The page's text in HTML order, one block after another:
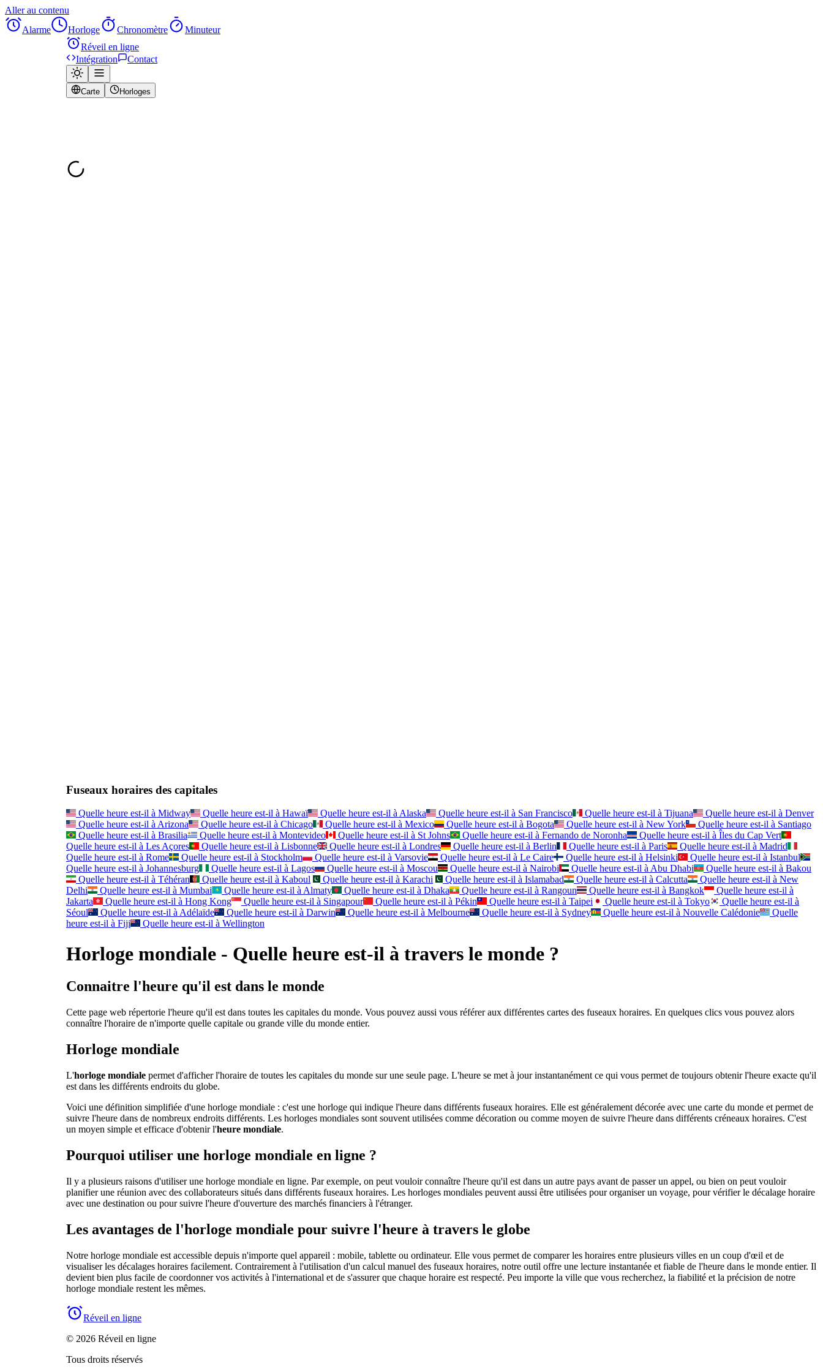
Aller au contenu
Alarme
Horloge Chronomètre
Minuteur
Réveil en ligne
Intégration
Contact
Carte Horloges
Fuseaux horaires des capitales
Quelle heure est-il à Midway Quelle heure est-il à Hawaï Quelle heure est-il àAlaska Quelle heure est-il à San Francisco Quelle heure est-il à Tijuana Quelle heure est-il à Denver
Quelle heure est-il àArizona Quelle heure est-il à Chicago Quelle heure est-il à Mexico Quelle heure est-il à Bogota Quelle heure est-il à New York Quelle heure est-il à Santiago
Quelle heure est-il à Brasilia Quelle heure est-il à Montevideo Quelle heure est-il à St Johns Quelle heure est-il à Fernando de Noronha Quelle heure est-il à Îles du Cap Vert
Quelle heure est-il à Les Açores Quelle heure est-il à Lisbonne Quelle heure est-il à Londres Quelle heure est-il à Berlin Quelle heure est-il à Paris Quelle heure est-il à Madrid
Quelle heure est-il à Rome Quelle heure est-il à Stockholm Quelle heure est-il à Varsovie Quelle heure est-il à Le Caire Quelle heure est-il à Helsinki Quelle heure est-il à Istanbul
Quelle heure est-il à Johannesburg Quelle heure est-il à Lagos Quelle heure est-il à Moscou Quelle heure est-il à Nairobi Quelle heure est-il àAbu Dhabi Quelle heure est-il à Bakou
Quelle heure est-il à Téhéran Quelle heure est-il à Kaboul Quelle heure est-il à Karachi Quelle heure est-il à Islamabad Quelle heure est-il à Calcutta Quelle heure est-il à New
Delhi
Quelle heure est-il à Mumbai Quelle heure est-il àAlmaty Quelle heure est-il à Dhaka Quelle heure est-il à Rangoun Quelle heure est-il à Bangkok
Quelle heure est-il à
Jakarta
Quelle heure est-il à Hong Kong Quelle heure est-il à Singapour Quelle heure est-il à Pékin Quelle heure est-il à Taipei Quelle heure est-il à Tokyo
Quelle heure est-il à
Séoul
Quelle heure est-il àAdélaïde Quelle heure est-il à Darwin Quelle heure est-il à Melbourne Quelle heure est-il à Sydney Quelle heure est-il à Nouvelle Calédonie
Quelle
heure est-il à Fiji Quelle heure est-il à Wellington
Horloge mondiale - Quelle heure est-il à travers le monde ?
Connaitre l'heure qu'il est dans le monde
Cette page web répertorie l'heure qu'il est dans toutes les capitales du monde. Vous pouvez aussi vous référer aux différentes cartes des fuseaux horaires. En quelques clics vous pouvez alors
connaître l'horaire de n'importe quelle capitale ou grande ville du monde entier.
Horloge mondiale
L'horloge mondiale permet d'afficher l'horaire de toutes les capitales du monde sur une seule page. L'heure se met à jour instantanément ce qui vous permet de toujours obtenir l'heure exacte qu'il
est dans les différents endroits du globe.
Voici une définition simplifiée d'une horloge mondiale : c'est une horloge qui indique l'heure dans différents fuseaux horaires. Elle est généralement décorée avec une carte du monde et permet de
suivre l'heure dans de nombreux endroits différents. Les horloges mondiales sont souvent utilisées comme décoration ou comme moyen de suivre l'heure dans différents créneaux horaires. C'est
un moyen simple et efficace d'obtenir l'heure mondiale.
Pourquoi utiliser une horloge mondiale en ligne ?
Il y a plusieurs raisons d'utiliser une horloge mondiale en ligne. Par exemple, on peut vouloir connaître l'heure qu'il est dans un autre pays avant de passer un appel, ou bien on peut vouloir
planifier une réunion avec des collaborateurs situés dans différents fuseaux horaires. Les horloges mondiales peuvent aussi être utilisées pour organiser un voyage, pour vérifier le décalage horaire
avec une destination ou pour suivre l'heure d'ouverture des marchés financiers à l'étranger.
Les avantages de l'horloge mondiale pour suivre l'heure à travers le globe
Notre horloge mondiale est accessible depuis n'importe quel appareil : mobile, tablette ou ordinateur. Elle vous permet de comparer les horaires entre plusieurs villes en un coup d'œil et de
visualiser les décalages horaires facilement. Contrairement à l'utilisation d'un calcul manuel des fuseaux horaires, notre outil offre une lecture instantanée et fiable de l'heure dans le monde entier. Il
devient bien plus facile de coordonner vos activités à l'international et de s'assurer que chaque horaire est respecté. Peu importe la ville que vous recherchez, la fiabilité et la précision de notre
horloge mondiale restent les mêmes.
Réveil en ligne
© 2026 Réveil en ligne
Tous droits réservés